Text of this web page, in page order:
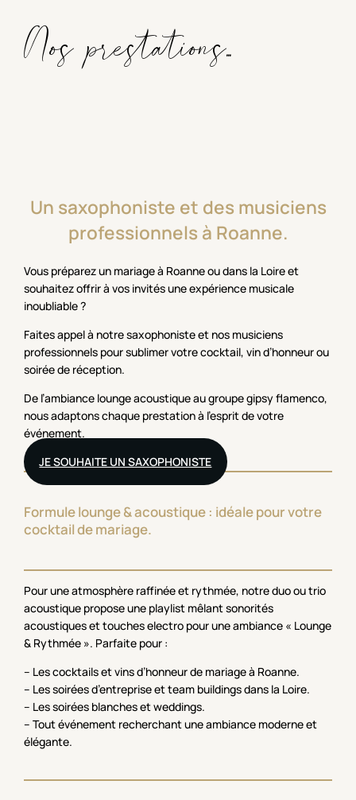
Nos prestations...
Un saxophoniste et des musiciens
professionnels à Roanne.
Vous préparez un mariage à Roanne ou dans la Loire et
souhaitez offrir à vos invités une expérience musicale
inoubliable ?
Faites appel à notre saxophoniste et nos musiciens
professionnels pour sublimer votre cocktail, vin d’honneur ou
soirée de réception.
De l’ambiance lounge acoustique au groupe gipsy flamenco,
nous adaptons chaque prestation à l’esprit de votre
événement.
JE SOUHAITE UN SAXOPHONISTE
Formule lounge & acoustique : idéale pour votre
cocktail de mariage.
Pour une atmosphère raffinée et rythmée, notre duo ou trio
acoustique propose une playlist mêlant sonorités
acoustiques et touches electro pour une ambiance « Lounge
& Rythmée ». Parfaite pour :
– Les cocktails et vins d’honneur de mariage à Roanne.
– Les soirées d’entreprise et team buildings dans la Loire.
– Les soirées blanches et weddings.
– Tout événement recherchant une ambiance moderne et
élégante.